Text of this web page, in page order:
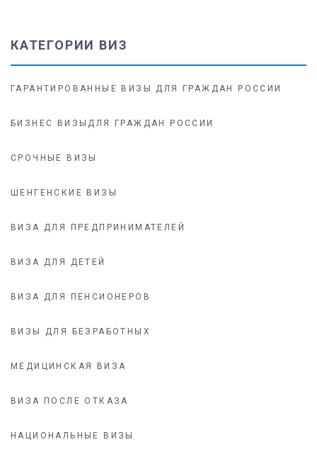
КАТЕГОРИИ ВИЗ
ГАРАНТИРОВАННЫЕ ВИЗЫ ДЛЯ ГРАЖДАН РОССИИ
БИЗНЕС ВИЗЫДЛЯ ГРАЖДАН РОССИИ
СРОЧНЫЕ ВИЗЫ
ШЕНГЕНСКИЕ ВИЗЫ
ВИЗА ДЛЯ ПРЕДПРИНИМАТЕЛЕЙ
ВИЗА ДЛЯ ДЕТЕЙ
ВИЗА ДЛЯ ПЕНСИОНЕРОВ
ВИЗЫ ДЛЯ БЕЗРАБОТНЫХ
МЕДИЦИНСКАЯ ВИЗА
ВИЗА ПОСЛЕ ОТКАЗА
НАЦИОНАЛЬНЫЕ ВИЗЫ